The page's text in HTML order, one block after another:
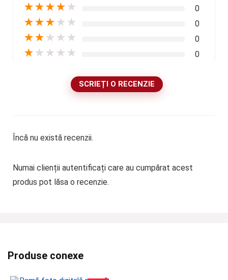
★★★★ ★ 0
★★★ ★ ★ 0
★★ ★ ★ ★ 0
★ ★ ★ ★ ★ 0
SCRIEȚI O RECENZIE
Încă nu există recenzii.
Numai clienții autentificați care au cumpărat acest
produs pot lăsa o recenzie.
Produse conexe